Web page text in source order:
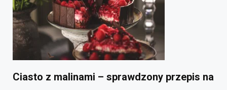
Ciasto z malinami – sprawdzony przepis na